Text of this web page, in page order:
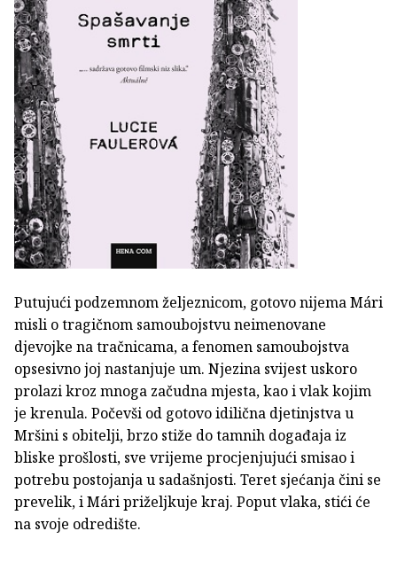
Putujući podzemnom željeznicom, gotovo nijema Mári
misli o tragičnom samoubojstvu neimenovane
djevojke na tračnicama, a fenomen samoubojstva
opsesivno joj nastanjuje um. Njezina svijest uskoro
prolazi kroz mnoga začudna mjesta, kao i vlak kojim
je krenula. Počevši od gotovo idilična djetinjstva u
Mršini s obitelji, brzo stiže do tamnih događaja iz
bliske prošlosti, sve vrijeme procjenjujući smisao i
potrebu postojanja u sadašnjosti. Teret sjećanja čini se
prevelik, i Mári priželjkuje kraj. Poput vlaka, stići će
na svoje odredište.